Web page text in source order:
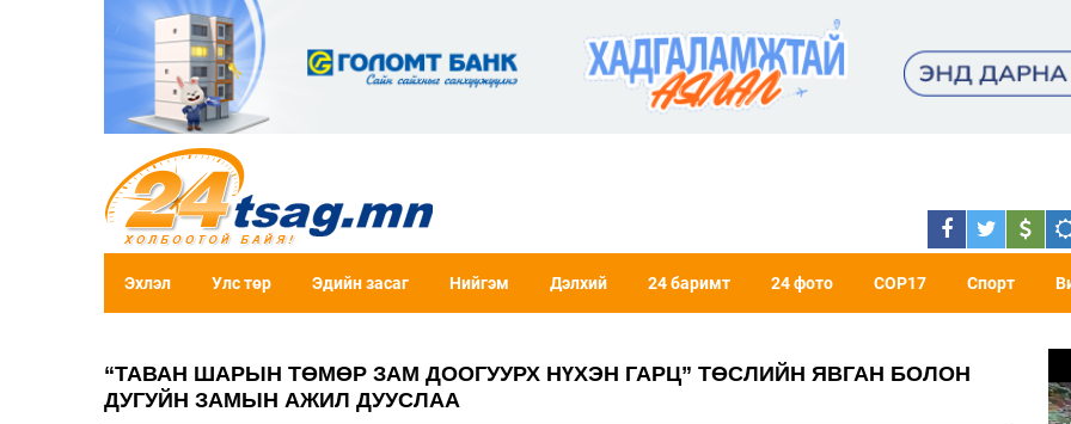
Эхлэл Улс төр Эдийн засаг Нийгэм Дэлхий 24 баримт 24 фото COP17 Спорт
“ТАВАН ШАРЫН ТӨМӨР ЗАМ ДООГУУРХ НҮХЭН ГАРЦ” ТӨСЛИЙН ЯВГАН БОЛОН
ДУГУЙН ЗАМЫН АЖИЛ ДУУСЛАА